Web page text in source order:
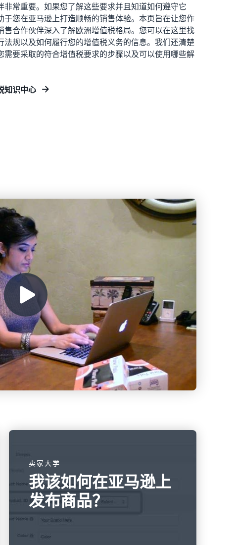
非常重要。如果您了解这些要求并且知道如何遵守它
于您在亚马逊上打造顺畅的销售体验。本页旨在让您作
售合作伙伴深入了解欧洲增值税格局。您可以在这里找
法规以及如何履行您的增值税义务的信息。我们还清楚
需要采取的符合增值税要求的步骤以及可以使用哪些解
知识中心
卖家大学
我该如何在亚马逊上
发布商品？